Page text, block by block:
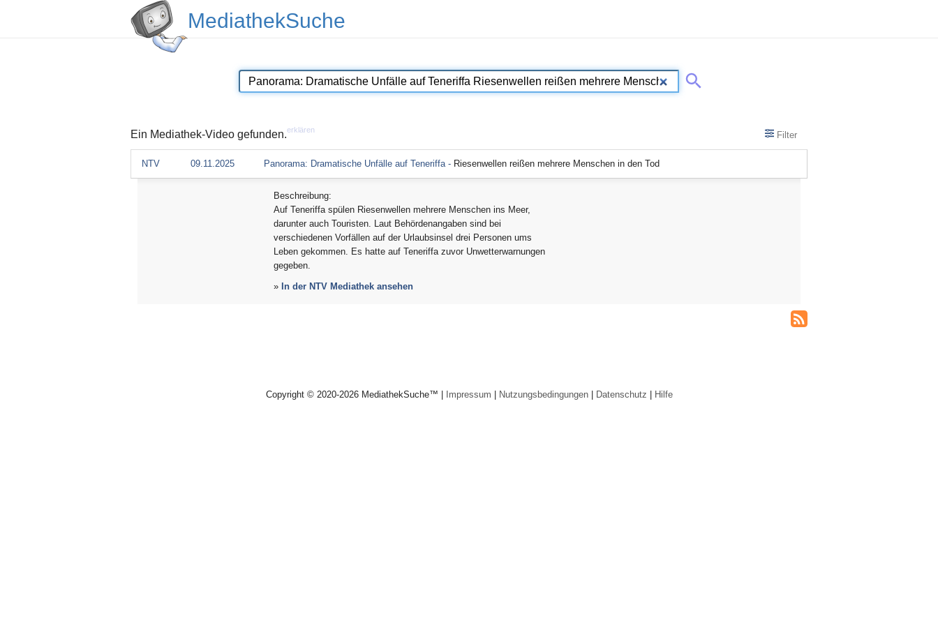
MediathekSuche
Ein Mediathek-Video gefunden.erklären Filter
NTV 09.11.2025 Panorama: Dramatische Unfälle auf Teneriffa - Riesenwellen reißen mehrere Menschen in den Tod
Beschreibung:
Auf Teneriffa spülen Riesenwellen mehrere Menschen ins Meer,
darunter auch Touristen. Laut Behördenangaben sind bei
verschiedenen Vorfällen auf der Urlaubsinsel drei Personen ums
Leben gekommen. Es hatte auf Teneriffa zuvor Unwetterwarnungen
gegeben.
» In der NTV Mediathek ansehen
Copyright © 2020-2026 MediathekSuche™ | Impressum | Nutzungsbedingungen| Datenschutz | Hilfe